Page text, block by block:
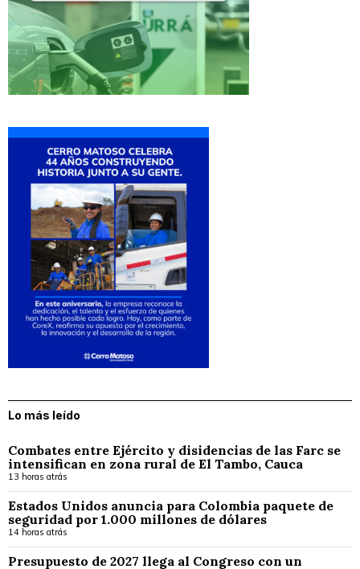
Lo más leído
Combates entre Ejército y disidencias de las Farc se
intensifican en zona rural de El Tambo, Cauca
13 horas atrás
Estados Unidos anuncia para Colombia paquete de
seguridad por 1.000 millones de dólares
14 horas atrás
Presupuesto de 2027 llega al Congreso con un